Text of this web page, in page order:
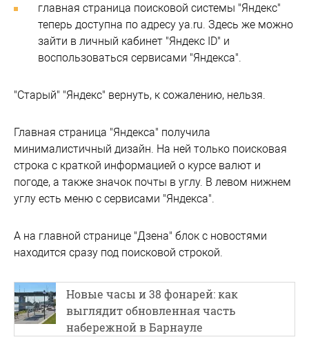
главная страница поисковой системы "Яндекс"
теперь доступна по адресу ya.ru. Здесь же можно
зайти в личный кабинет "Яндекс ID" и
воспользоваться сервисами "Яндекса".
"Старый" "Яндекс" вернуть, к сожалению, нельзя.
Главная страница "Яндекса" получила
минималистичный дизайн. На ней только поисковая
строка с краткой информацией о курсе валют и
погоде, а также значок почты в углу. В левом нижнем
углу есть меню с сервисами "Яндекса".
А на главной странице "Дзена" блок с новостями
находится сразу под поисковой строкой.
Новые часы и 38 фонарей: как
выглядит обновленная часть
набережной в Барнауле